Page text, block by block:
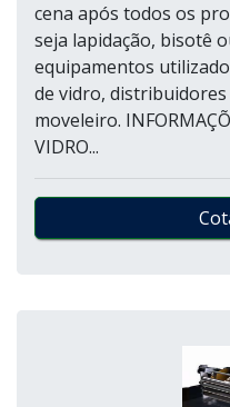
cena após todos os
seja lapidação, bisotê
equipamentos
de vidro,
moveleiro.
VIDRO...